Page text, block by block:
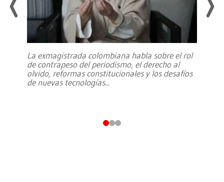
La exmagistrada colombiana habla sobre el rol
de contrapeso del periodismo, el derecho al
olvido, reformas constitucionales y los desafíos
de nuevas tecnologías...